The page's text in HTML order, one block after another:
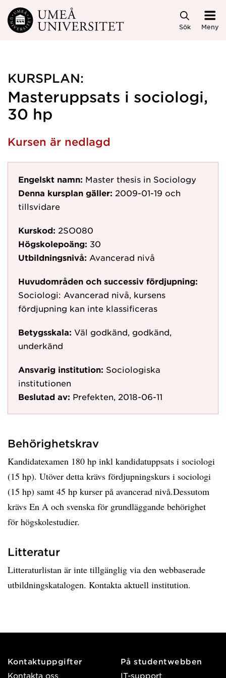
Hoppa direkt till innehållet
Sök Meny
KURSPLAN:
Masteruppsats i sociologi,
30 hp
Kursen är nedlagd
Engelskt namn: Master thesis in Sociology
Denna kursplan gäller: 2009-01-19 och
tillsvidare
Kurskod: 2SO080
Högskolepoäng: 30
Utbildningsnivå: Avancerad nivå
Huvudområden och successiv fördjupning:
Sociologi: Avancerad nivå, kursens
fördjupning kan inte klassificeras
Betygsskala: Väl godkänd, godkänd,
underkänd
Ansvarig institution: Sociologiska
institutionen
Beslutad av: Prefekten, 2018-06-11
Behörighetskrav
Kandidatexamen 180 hp inkl kandidatuppsats i sociologi
(15 hp). Utöver detta krävs fördjupningskurs i sociologi
(15 hp) samt 45 hp kurser på avancerad nivå.Dessutom
krävs En A och svenska för grundläggande behörighet
för högskolestudier.
Litteratur
Litteraturlistan är inte tillgänglig via den webbaserade
utbildningskatalogen. Kontakta aktuell institution.
Kontaktuppgifter
Kontakta oss
På studentwebben
IT-support